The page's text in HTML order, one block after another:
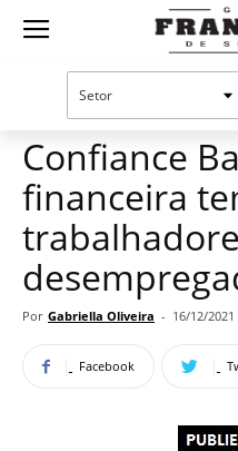
Guia
Sucesso
Mercado de franquias Publieditorial
Confiance
financeira
Por Gabriella Oliveira - 16/12/2021
Facebook